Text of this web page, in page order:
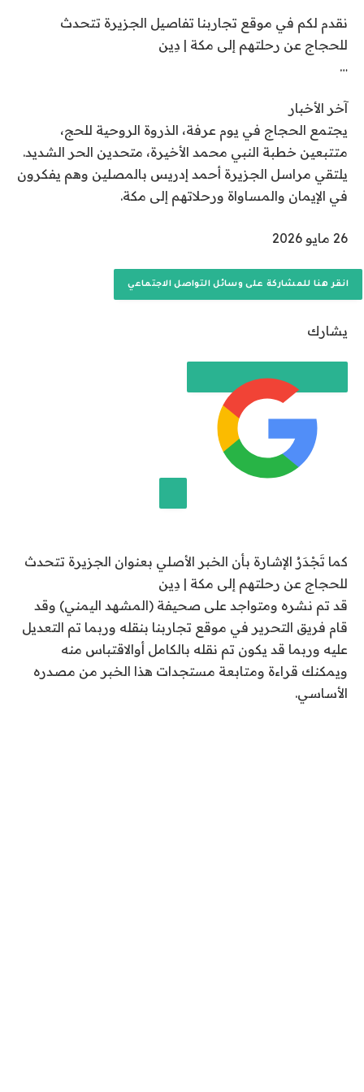
6
نقدم لكم في موقع تجاربنا تفاصيل الجزيرة تتحدث
للحجاج عن رحلتهم إلى مكة | دِين
…
آخر الأخبار
يجتمع الحجاج في يوم عرفة، الذروة الروحية للحج،
متتبعين خطبة النبي محمد الأخيرة، متحدين الحر الشديد.
يلتقي مراسل الجزيرة أحمد إدريس بالمصلين وهم يفكرون
في الإيمان والمساواة ورحلاتهم إلى مكة.
نُ
ر
ت
2
6
6
26 مايو 2026
انقر هنا للمشاركة على وسائل التواصل الاجتماعي
يشارك
كما تَجْدَرُ الإشارة بأن الخبر الأصلي بعنوان الجزيرة تتحدث
للحجاج عن رحلتهم إلى مكة | دِين
قد تم نشره ومتواجد على صحيفة (المشهد اليمني) وقد
قام فريق التحرير في موقع تجاربنا بنقله وربما تم التعديل
عليه وربما قد يكون تم نقله بالكامل أوالاقتباس منه
ويمكنك قراءة ومتابعة مستجدات هذا الخبر من مصدره
الأساسي.